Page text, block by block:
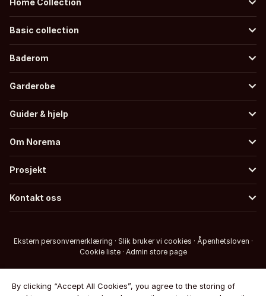
Home Collection
Basic collection
Baderom
Garderobe
Guider & hjelp
Om Norema
Prosjekt
Kontakt oss
Ekstern personvernerklæring · Slik bruker vi cookies · Åpenhetsloven ·
Cookie liste · Admin store page
By clicking “Accept All Cookies”, you agree to the storing of